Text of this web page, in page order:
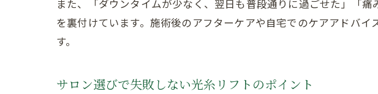
また、「ダウンタイムが少なく、翌日も普段通りに過ごせた」「
を裏付けています。施術後のアフターケアや自宅でのケアアドバ
す。
サロン選びで失敗しない光糸リフトのポイント